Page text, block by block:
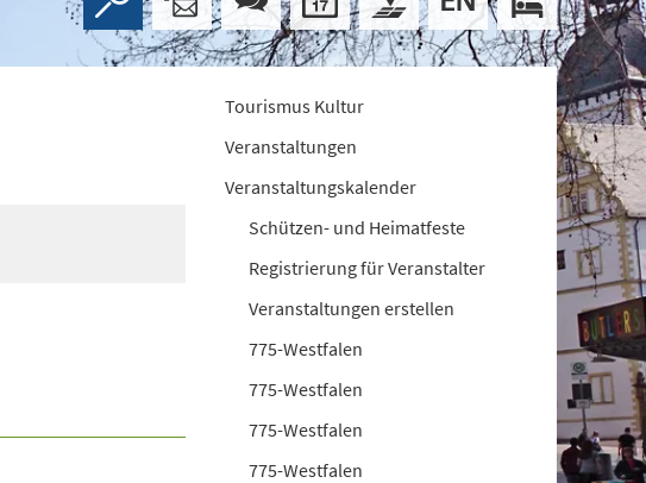
Tourismus Kultur
Veranstaltungen
Veranstaltungskalender
Schützen- und Heimatfeste
Registrierung für Veranstalter
Veranstaltungen erstellen
775-Westfalen
775-Westfalen
775-Westfalen
775-Westfalen